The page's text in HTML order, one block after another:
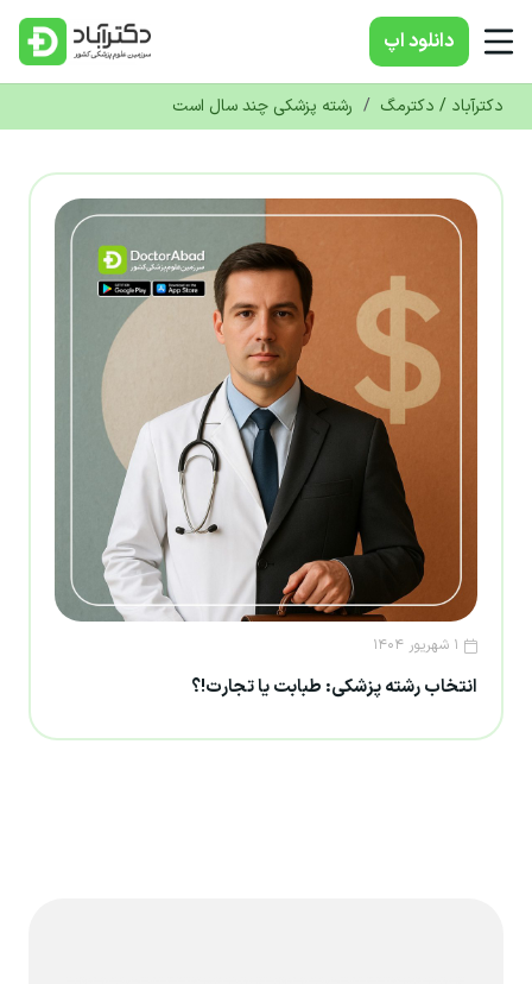
دانلود‌ اپ
دکترآباد / دکترمگ / رشته پزشکی چند سال است
۱ شهریور ۱۴۰۴
انتخاب رشته پزشکی: طبابت یا تجارت!؟